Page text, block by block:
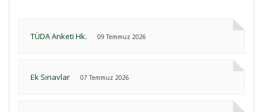
TÜDA Anketi Hk. 09 Temmuz 2026
Ek Sınavlar 07 Temmuz 2026